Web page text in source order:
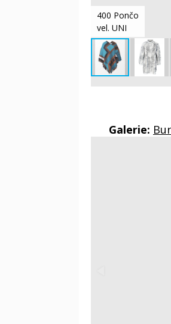
400 Pončo
vel. UNI
Galerie: